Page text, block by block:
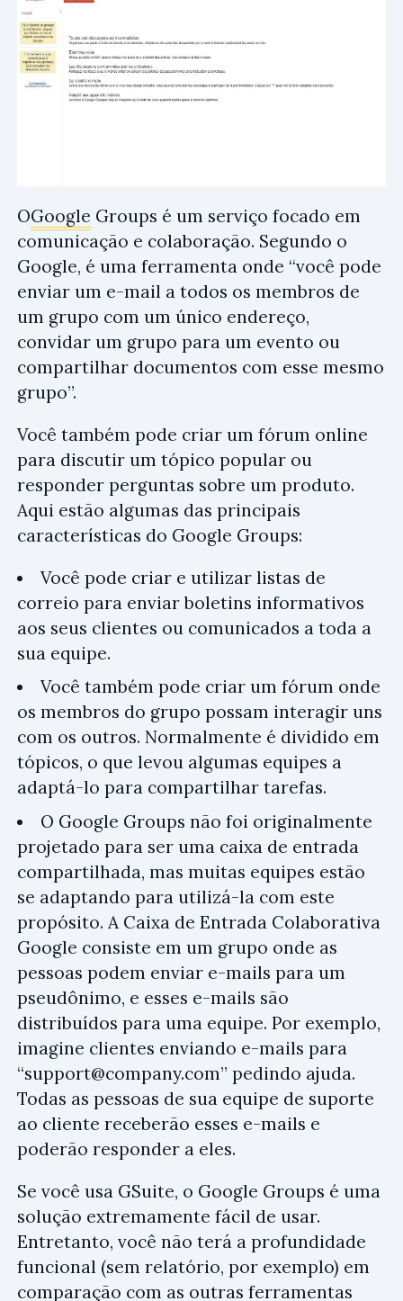
OGoogle Groups é um serviço focado em
comunicação e colaboração. Segundo o
Google, é uma ferramenta onde “você pode
enviar um e-mail a todos os membros de
um grupo com um único endereço,
convidar um grupo para um evento ou
compartilhar documentos com esse mesmo
grupo”.
Você também pode criar um fórum online
para discutir um tópico popular ou
responder perguntas sobre um produto.
Aqui estão algumas das principais
características do Google Groups:
Você pode criar e utilizar listas de
correio para enviar boletins informativos
aos seus clientes ou comunicados a toda a
sua equipe.
Você também pode criar um fórum onde
os membros do grupo possam interagir uns
com os outros. Normalmente é dividido em
tópicos, o que levou algumas equipes a
adaptá-lo para compartilhar tarefas.
O Google Groups não foi originalmente
projetado para ser uma caixa de entrada
compartilhada, mas muitas equipes estão
se adaptando para utilizá-la com este
propósito. A Caixa de Entrada Colaborativa
Google consiste em um grupo onde as
pessoas podem enviar e-mails para um
pseudônimo, e esses e-mails são
distribuídos para uma equipe. Por exemplo,
imagine clientes enviando e-mails para
“support@company.com” pedindo ajuda.
Todas as pessoas de sua equipe de suporte
ao cliente receberão esses e-mails e
poderão responder a eles.
Se você usa GSuite, o Google Groups é uma
solução extremamente fácil de usar.
Entretanto, você não terá a profundidade
funcional (sem relatório, por exemplo) em
comparação com as outras ferramentas